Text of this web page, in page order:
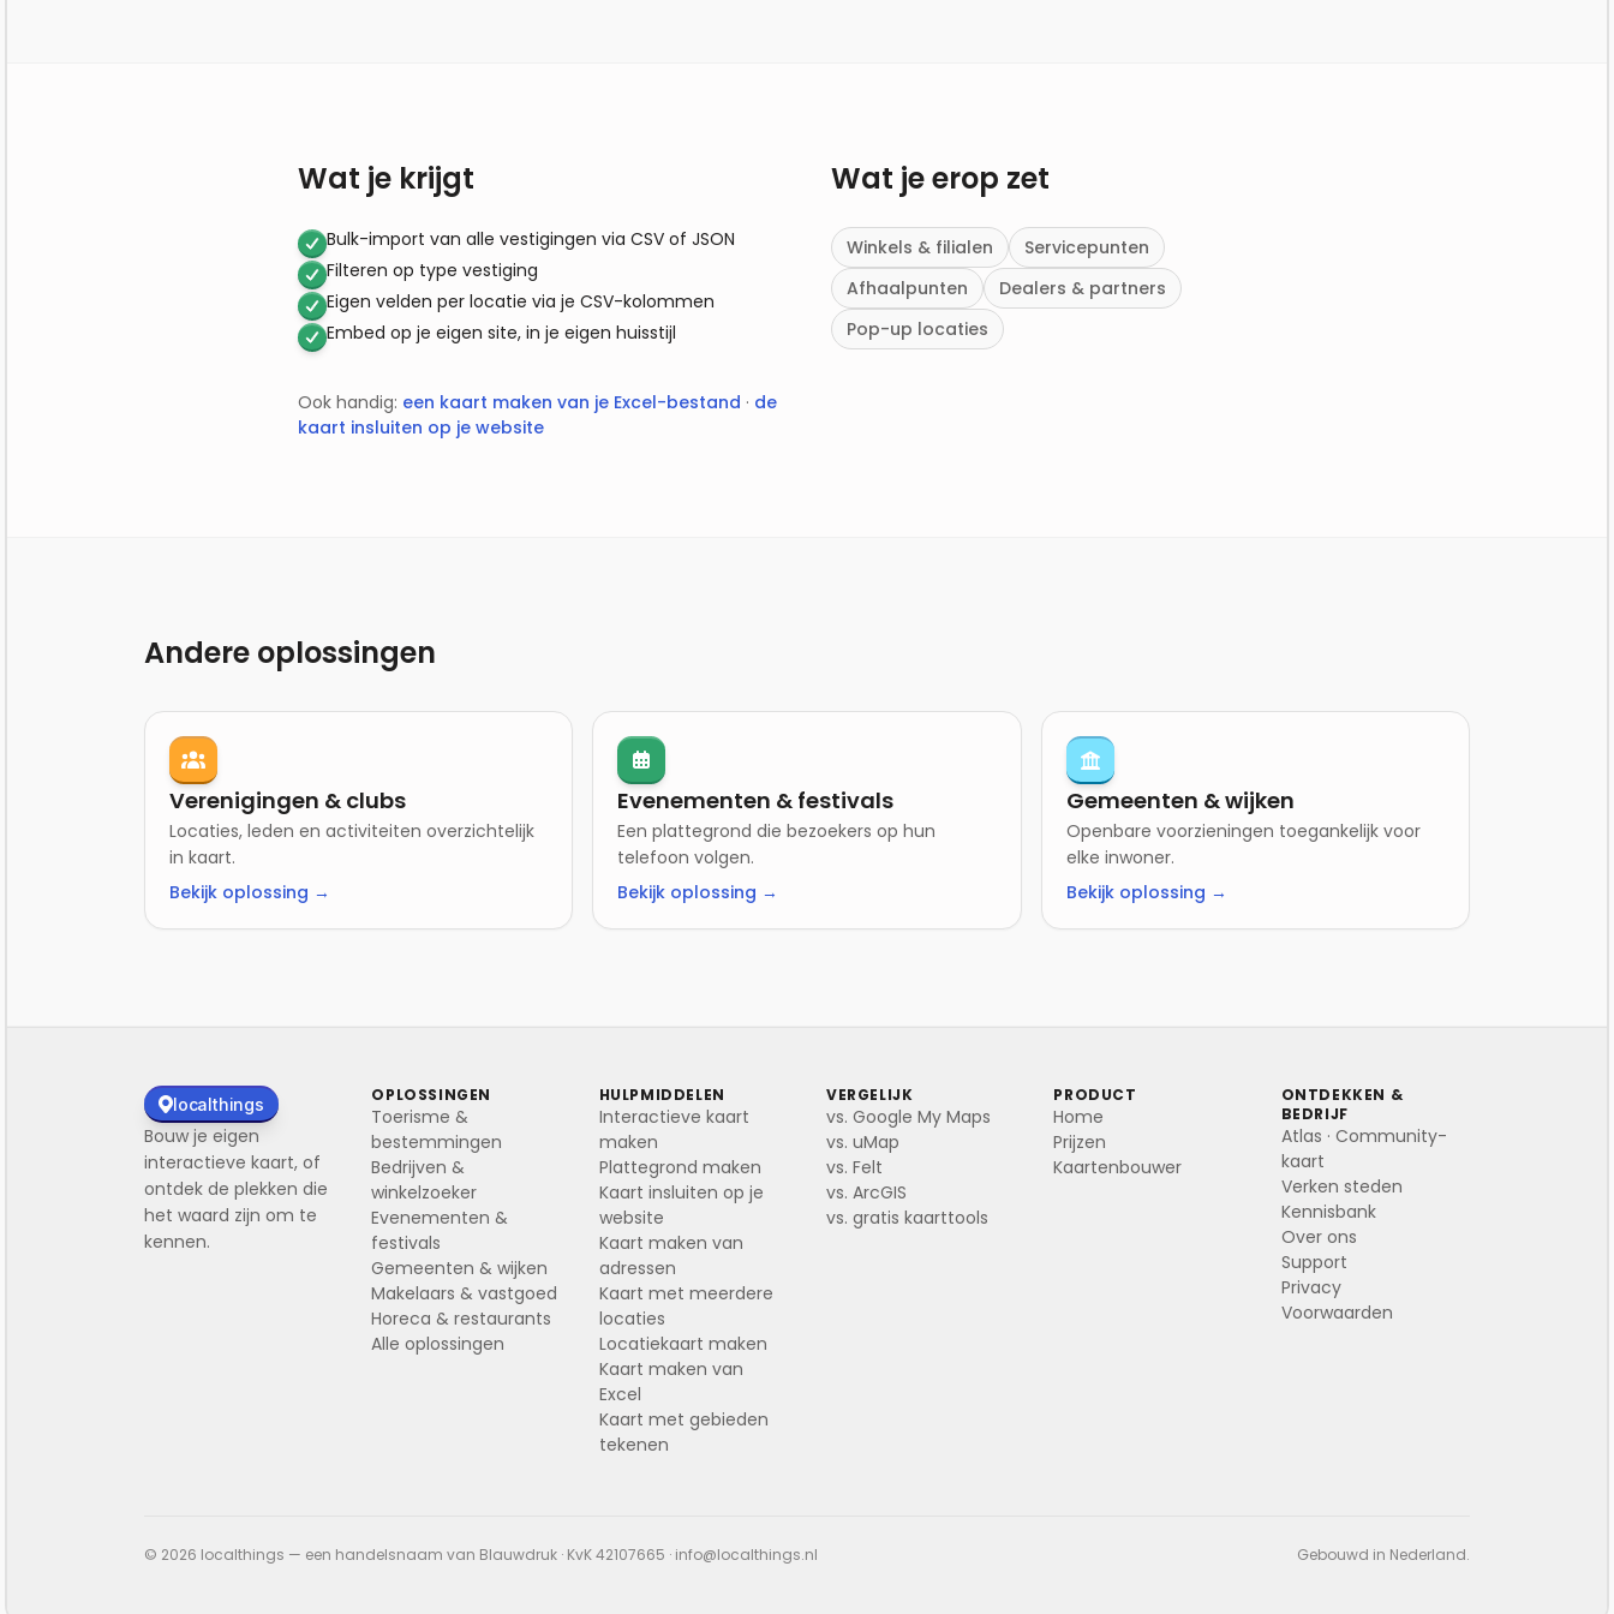
Wat je krijgt
Bulk-import van alle vestigingen via CSV of JSON
Filteren op type vestiging
Eigen velden per locatie via je CSV-kolommen
Embed op je eigen site, in je eigen huisstijl
Ook handig: een kaart maken van je Excel-bestand · de
kaart insluiten op je website
Wat je erop zet
Winkels & filialen
Servicepunten
Afhaalpunten
Dealers & partners
Pop-up locaties
Andere oplossingen
Verenigingen & clubs
Locaties, leden en activiteiten overzichtelijk
in kaart.
Bekijk oplossing →
Evenementen & festivals
Een plattegrond die bezoekers op hun
telefoon volgen.
Bekijk oplossing →
Gemeenten & wijken
Openbare voorzieningen toegankelijk voor
elke inwoner.
Bekijk oplossing →
localthings
Bouw je eigen
interactieve kaart, of
ontdek de plekken die
het waard zijn om te
kennen.
OPLOSSINGEN
Toerisme &
bestemmingen
Bedrijven &
winkelzoeker
Evenementen &
festivals
Gemeenten & wijken
Makelaars & vastgoed
Horeca & restaurants
Alle oplossingen
HULPMIDDELEN
Interactieve kaart
maken
Plattegrond maken
Kaart insluiten op je
website
Kaart maken van
adressen
Kaart met meerdere
locaties
Locatiekaart maken
Kaart maken van
Excel
Kaart met gebieden
tekenen
VERGELIJK
vs. Google My Maps
vs. uMap
vs. Felt
vs. ArcGIS
vs. gratis kaarttools
PRODUCT
Home
Prijzen
Kaartenbouwer
ONTDEKKEN &
BEDRIJF
Atlas · Community-
kaart
Verken steden
Kennisbank
Over ons
Support
Privacy
Voorwaarden
© 2026 localthings — een handelsnaam van Blauwdruk · KvK 42107665 · info@localthings.nl Gebouwd in Nederland.